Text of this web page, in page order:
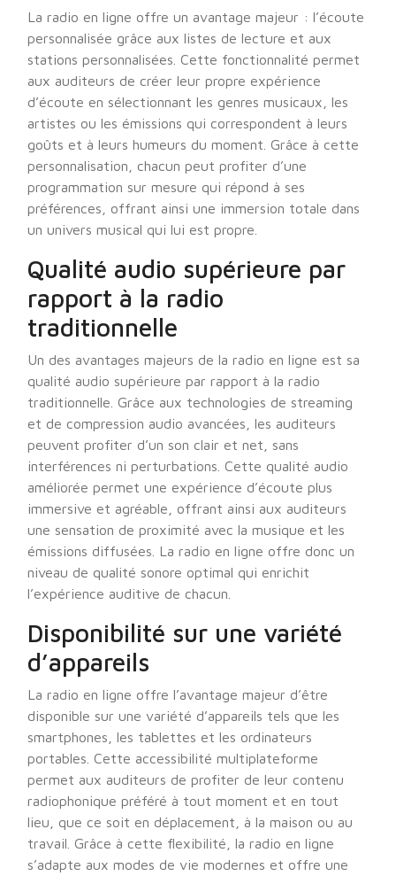
La radio en ligne offre un avantage majeur : l’écoute
personnalisée grâce aux listes de lecture et aux
stations personnalisées. Cette fonctionnalité permet
aux auditeurs de créer leur propre expérience
d’écoute en sélectionnant les genres musicaux, les
artistes ou les émissions qui correspondent à leurs
goûts et à leurs humeurs du moment. Grâce à cette
personnalisation, chacun peut profiter d’une
programmation sur mesure qui répond à ses
préférences, offrant ainsi une immersion totale dans
un univers musical qui lui est propre.
Qualité audio supérieure par
rapport à la radio
traditionnelle
Un des avantages majeurs de la radio en ligne est sa
qualité audio supérieure par rapport à la radio
traditionnelle. Grâce aux technologies de streaming
et de compression audio avancées, les auditeurs
peuvent profiter d’un son clair et net, sans
interférences ni perturbations. Cette qualité audio
améliorée permet une expérience d’écoute plus
immersive et agréable, offrant ainsi aux auditeurs
une sensation de proximité avec la musique et les
émissions diffusées. La radio en ligne offre donc un
niveau de qualité sonore optimal qui enrichit
l’expérience auditive de chacun.
Disponibilité sur une variété
d’appareils
La radio en ligne offre l’avantage majeur d’être
disponible sur une variété d’appareils tels que les
smartphones, les tablettes et les ordinateurs
portables. Cette accessibilité multiplateforme
permet aux auditeurs de profiter de leur contenu
radiophonique préféré à tout moment et en tout
lieu, que ce soit en déplacement, à la maison ou au
travail. Grâce à cette flexibilité, la radio en ligne
s’adapte aux modes de vie modernes et offre une